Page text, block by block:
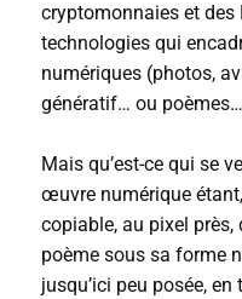
cryptomonnaies et des
technologies qui
numériques (photos,
génératif… ou
Mais qu’est-ce qui se
œuvre numérique
copiable, au pixel près,
poème sous sa forme
jusqu’ici peu posée,